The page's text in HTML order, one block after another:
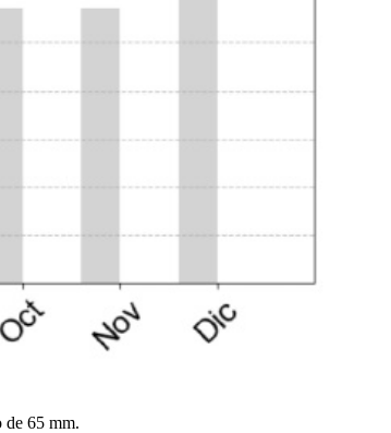
de 65 mm.